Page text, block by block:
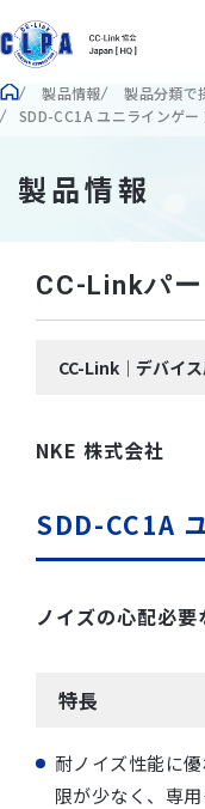
製品情報 製品分類で
SDD-CC1A ユニラインゲー
製品情報
CC-Linkパ
CC-Link｜デバイ
NKE 株式会社
SDD-CC1A
ノイズの心配必要
特長
耐ノイズ性能に
限が少なく、専